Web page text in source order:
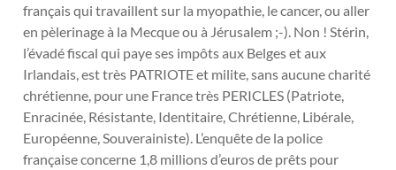
français qui travaillent sur la myopathie, le cancer, ou aller
en pèlerinage à la Mecque ou à Jérusalem ;-). Non ! Stérin,
l’évadé fiscal qui paye ses impôts aux Belges et aux
Irlandais, est très PATRIOTE et milite, sans aucune charité
chrétienne, pour une France très PERICLES (Patriote,
Enracinée, Résistante, Identitaire, Chrétienne, Libérale,
Européenne, Souverainiste). L’enquête de la police
française concerne 1,8 millions d’euros de prêts pour